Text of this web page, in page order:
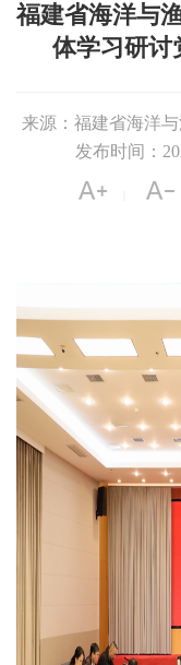
福建省海洋与
体学习研讨
来源：福建省海洋
发布时间：